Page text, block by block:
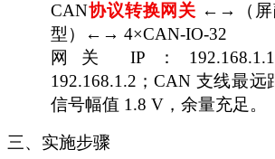
CAN协议转换网关 ←→（屏
型）←→ 4×CAN-IO-32
网关
IP：
192.168.1.2；CAN 支线最远
信号幅值 1.8 V，余量充足。
三、实施步骤